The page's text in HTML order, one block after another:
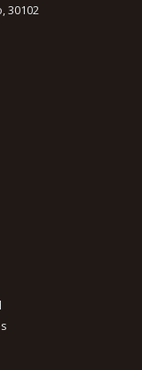
30102